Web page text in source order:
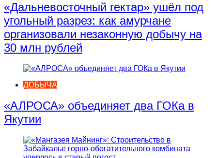
«Дальневосточный гектар» ушёл под
угольный разрез: как амурчане
организовали незаконную добычу на
30 млн рублей
ДОБЫЧА
«АЛРОСА» объединяет два ГОКа в
Якутии